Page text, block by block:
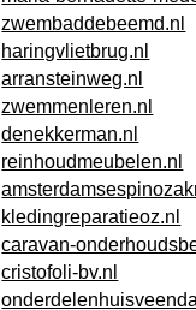
zwembaddebeemd.nl
haringvlietbrug.nl
arransteinweg.nl
zwemmenleren.nl
denekkerman.nl
reinhoudmeubelen.nl
kledingreparatieoz.nl
caravan-
cristofoli-bv.nl